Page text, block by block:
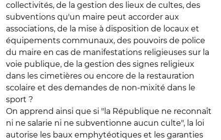
collectivités, de la gestion des lieux de cultes, des
subventions qu'un maire peut accorder aux
associations, de la mise à disposition de locaux et
équipements communaux, des pouvoirs de police
du maire en cas de manifestations religieuses sur la
voie publique, de la gestion des signes religieux
dans les cimetières ou encore de la restauration
scolaire et des demandes de non-mixité dans le
sport ?
On apprend ainsi que si "la République ne reconnaît
ni ne salarie ni ne subventionne aucun culte", la loi
autorise les baux emphytéotiques et les garanties